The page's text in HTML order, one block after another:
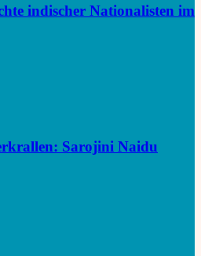
indischer Nationalisten im
Sarojini Naidu